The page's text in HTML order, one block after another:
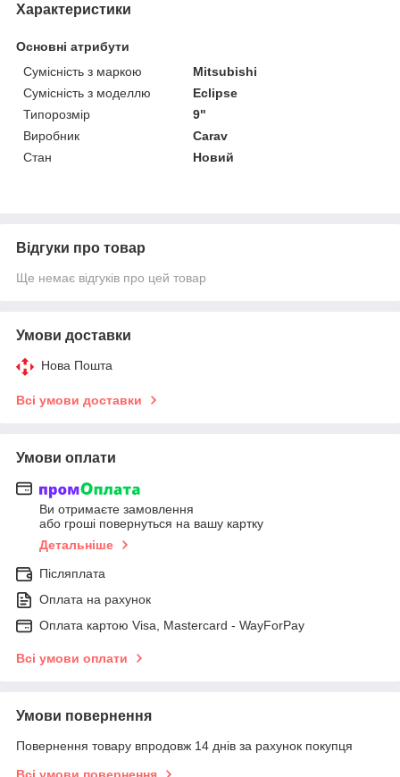
Характеристики
Основні атрибути
Сумісність з маркою
Mitsubishi
Сумісність з моделлю
Eclipse
Типорозмір
9"
Виробник
Carav
Стан
Новий
Відгуки про товар
Ще немає відгуків про цей товар
Умови доставки
Нова Пошта
Всі умови доставки
Умови оплати
Ви отримаєте замовлення
або гроші повернуться на вашу картку
Детальніше
Післяплата
Оплата на рахунок
Оплата картою Visa, Mastercard - WayForPay
Всі умови оплати
Умови повернення
Повернення товару впродовж 14 днів за рахунок покупця